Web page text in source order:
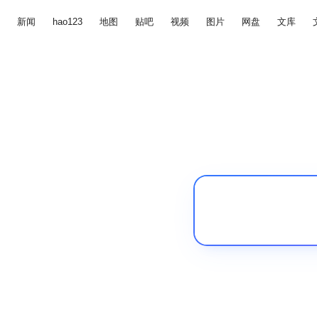
新闻 hao123 地图 贴吧 视频 图片 网盘 文库